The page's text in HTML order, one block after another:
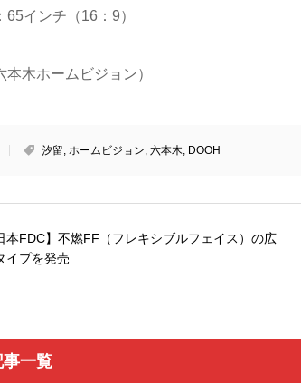
インチ（16：9）
本木ホームビジョン）
汐留, ホームビジョン, 六本木, DOOH
本FDC】不燃FF（フレキシブルフェイス）の広
イプを発売
一覧